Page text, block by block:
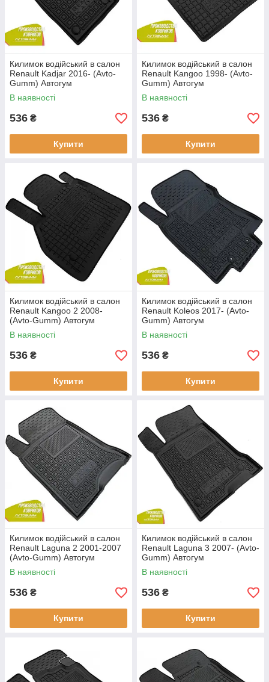
Килимок водійський в салон
Renault Kadjar 2016- (Avto-
Gumm) Автогум
В наявності
536 ₴
Купити
Килимок водійський в салон
Renault Kangoo 1998- (Avto-
Gumm) Автогум
В наявності
536 ₴
Купити
Килимок водійський в салон
Renault Kangoo 2 2008-
(Avto-Gumm) Автогум
В наявності
536 ₴
Купити
Килимок водійський в салон
Renault Koleos 2017- (Avto-
Gumm) Автогум
В наявності
536 ₴
Купити
Килимок водійський в салон
Renault Laguna 2 2001-2007
(Avto-Gumm) Автогум
В наявності
536 ₴
Купити
Килимок водійський в салон
Renault Laguna 3 2007- (Avto-
Gumm) Автогум
В наявності
536 ₴
Купити